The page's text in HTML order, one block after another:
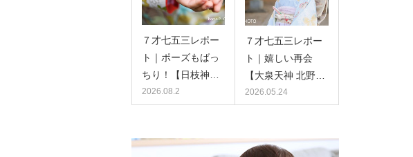
７才七五三レポー
ト｜ポーズもばっ
ちり！【日枝神…
2026.08.2
７才七五三レポー
ト｜嬉しい再会
【大泉天神 北野…
2026.05.24